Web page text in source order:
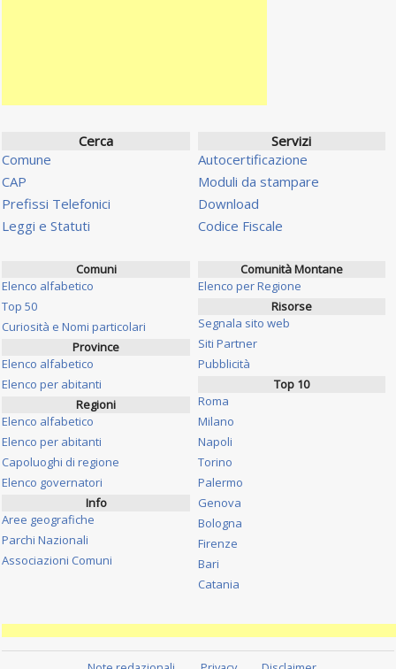
Cerca
Comune
CAP
Prefissi Telefonici
Leggi e Statuti
Servizi
Autocertificazione
Moduli da stampare
Download
Codice Fiscale
Comuni
Elenco alfabetico
Top 50
Curiosità e Nomi particolari
Province
Elenco alfabetico
Elenco per abitanti
Regioni
Elenco alfabetico
Elenco per abitanti
Capoluoghi di regione
Elenco governatori
Info
Aree geografiche
Parchi Nazionali
Associazioni Comuni
Comunità Montane
Elenco per Regione
Risorse
Segnala sito web
Siti Partner
Pubblicità
Top 10
Roma
Milano
Napoli
Torino
Palermo
Genova
Bologna
Firenze
Bari
Catania